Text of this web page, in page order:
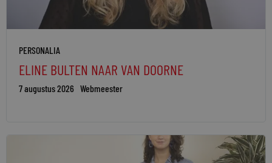
PERSONALIA
ELINE BULTEN NAAR VAN DOORNE
7 augustus 2026 Webmeester